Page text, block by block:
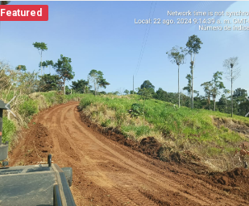
Previous
Featured